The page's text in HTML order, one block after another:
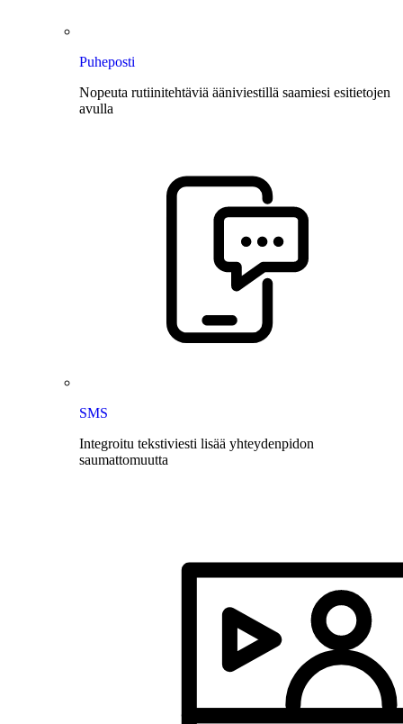
Puheposti
Nopeuta rutiinitehtäviä ääniviestillä saamiesi esitietojen
avulla
SMS
Integroitu tekstiviesti lisää yhteydenpidon
saumattomuutta